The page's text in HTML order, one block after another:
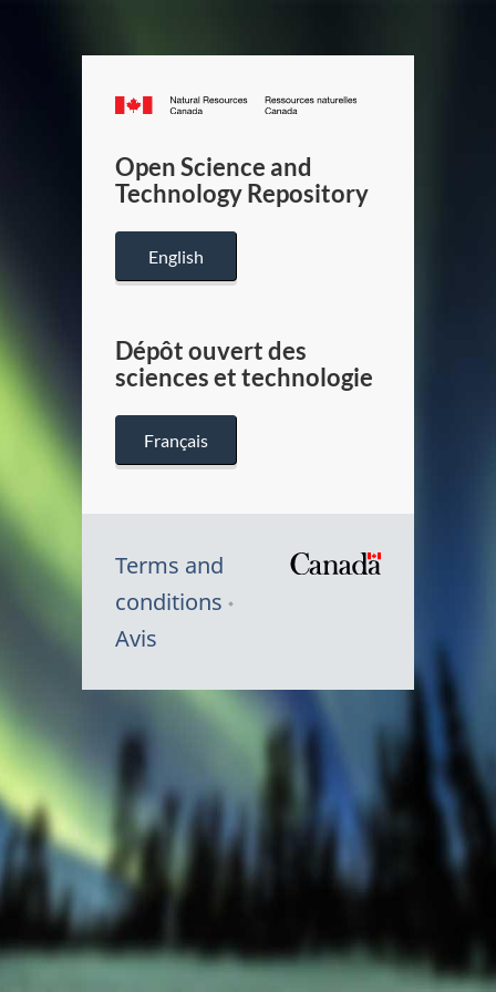
Canada.ca
/
Canada
Open Science and
Technology Repository
English
Dépôt ouvert des
sciences et technologie
Français
Terms and
conditions
Avis
Canada